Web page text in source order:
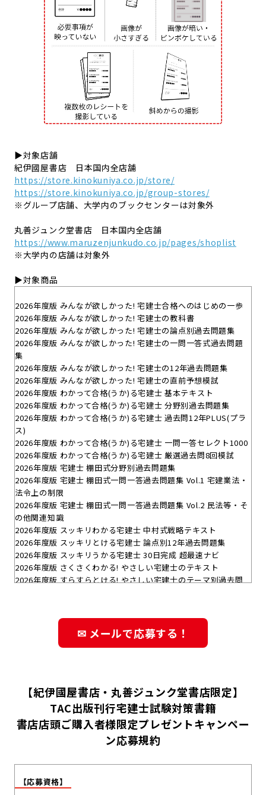
▶対象店舗
紀伊國屋書店 日本国内全店舗
https://store.kinokuniya.co.jp/store/
https://store.kinokuniya.co.jp/group-stores/
※グループ店舗、大学内のブックセンターは対象外
丸善ジュンク堂書店 日本国内全店舗
https://www.maruzenjunkudo.co.jp/pages/shoplist
※大学内の店舗は対象外
▶対象商品
2026年度版 みんなが欲しかった! 宅建士合格へのはじめの一歩
2026年度版 みんなが欲しかった! 宅建士の教科書
2026年度版 みんなが欲しかった! 宅建士の論点別過去問題集
2026年度版 みんなが欲しかった! 宅建士の一問一答式過去問題
集
2026年度版 みんなが欲しかった! 宅建士の12年過去問題集
2026年度版 みんなが欲しかった! 宅建士の直前予想模試
2026年度版 わかって合格(うか)る宅建士 基本テキスト
2026年度版 わかって合格(うか)る宅建士 分野別過去問題集
2026年度版 わかって合格(うか)る宅建士 過去問12年PLUS(プラ
ス)
2026年度版 わかって合格(うか)る宅建士 一問一答セレクト1000
2026年度版 わかって合格(うか)る宅建士 厳選過去問8回模試
2026年度版 宅建士 棚田式分野別過去問題集
2026年度版 宅建士 棚田式一問一答過去問題集 Vol.1 宅建業法・
法令上の制限
2026年度版 宅建士 棚田式一問一答過去問題集 Vol.2 民法等・そ
の他関連知識
2026年度版 スッキリわかる宅建士 中村式戦略テキスト
2026年度版 スッキリとける宅建士 論点別12年過去問題集
2026年度版 スッキリうかる宅建士 30日完成 超最速ナビ
2026年度版 さくさくわかる! やさしい宅建士のテキスト
2026年度版 すらすらとける! やさしい宅建士のテーマ別過去問
2026年度版 宅建士 出るとこ予想 合格るチェックシート
2026年度版 宅建士 超速マスター
✉ メールで応募する！
【紀伊國屋書店・丸善ジュンク堂書店限定】
TAC出版刊行宅建士試験対策書籍
書店店頭ご購入者様限定プレゼントキャンペー
ン応募規約
【応募資格】